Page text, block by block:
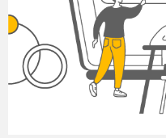
bordé – окаймленный
apercevoir – замечать
Ex.1. Ecris vrai ou
Marie visite Paris.